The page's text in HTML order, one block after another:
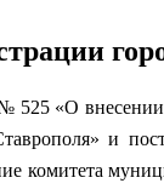
«О
и
комитета